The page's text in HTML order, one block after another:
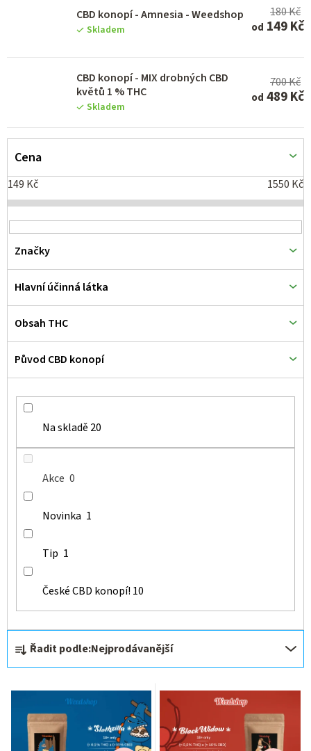
CBD konopí - Amnesia - Weedshop
Skladem
180 Kč
od 149 Kč
CBD konopí - MIX drobných CBD
květů 1 % THC
Skladem
700 Kč
od 489 Kč
Ř
a
z
Řadit podle:Nejprodávanější
Cena
149 Kč 1550 Kč
Na skladě 20
Akce 0
Novinka 1
Tip 1
České CBD konopí! 10
Značky
Hlavní účinná látka
Obsah THC
Původ CBD konopí
u